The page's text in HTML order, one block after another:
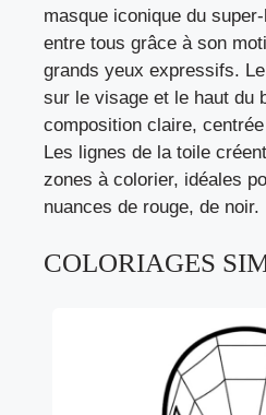
masque iconique du
entre tous grâce à son
grands yeux expressifs.
sur le visage et le haut du
composition claire,
Les lignes de la toile
zones à colorier, idéales
nuances de rouge, de noir.
COLORIAGES